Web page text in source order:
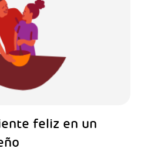
feliz en un